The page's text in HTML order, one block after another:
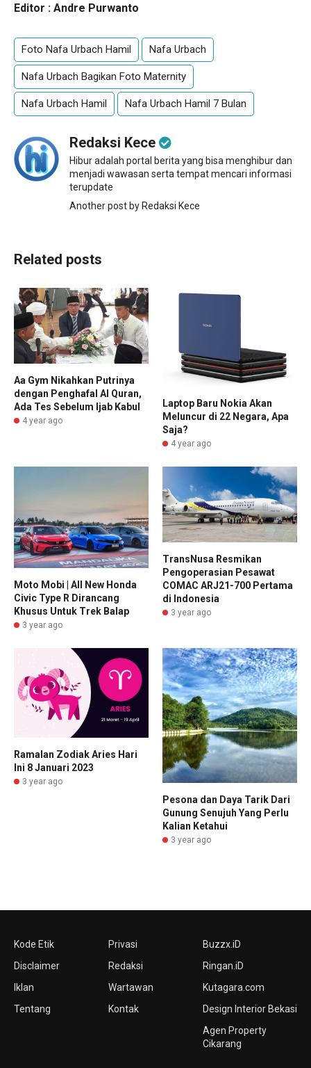
Editor : Andre Purwanto
Foto Nafa Urbach Hamil Nafa Urbach
Nafa Urbach Bagikan Foto Maternity
Nafa Urbach Hamil Nafa Urbach Hamil 7 Bulan
Redaksi Kece
Hibur adalah portal berita yang bisa menghibur dan
menjadi wawasan serta tempat mencari informasi
terupdate
Another post by Redaksi Kece
Related posts
Aa Gym Nikahkan Putrinya
dengan Penghafal Al Quran,
Ada Tes Sebelum Ijab Kabul
4 year ago
Laptop Baru Nokia Akan
Meluncur di 22 Negara, Apa
Saja?
4 year ago
Moto Mobi | All New Honda
Civic Type R Dirancang
Khusus Untuk Trek Balap
3 year ago
TransNusa Resmikan
Pengoperasian Pesawat
COMAC ARJ21-700 Pertama
di Indonesia
3 year ago
Ramalan Zodiak Aries Hari
Ini 8 Januari 2023
3 year ago
Pesona dan Daya Tarik Dari
Gunung Senujuh Yang Perlu
Kalian Ketahui
3 year ago
Kode Etik
Disclaimer
Iklan
Tentang
Privasi
Redaksi
Wartawan
Kontak
Buzzx.iD
Ringan.iD
Kutagara.com
Design Interior Bekasi
Agen Property
Cikarang